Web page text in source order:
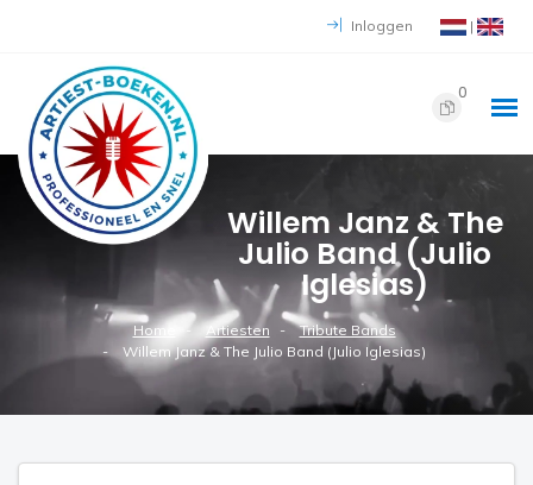
Inloggen |
0
Willem Janz & The
Julio Band (Julio
Iglesias)
Home Artiesten
Tribute Bands
Willem Janz & The Julio Band (Julio Iglesias)